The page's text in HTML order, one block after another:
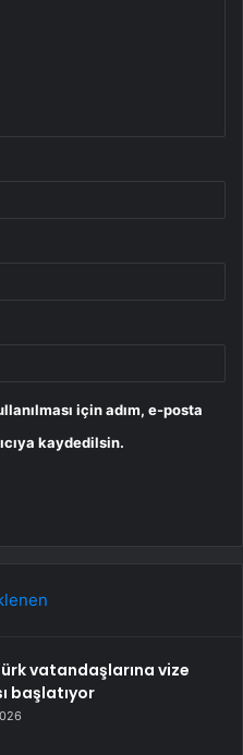
için adım, e-posta
kaydedilsin.
vatandaşlarına vize
başlatıyor